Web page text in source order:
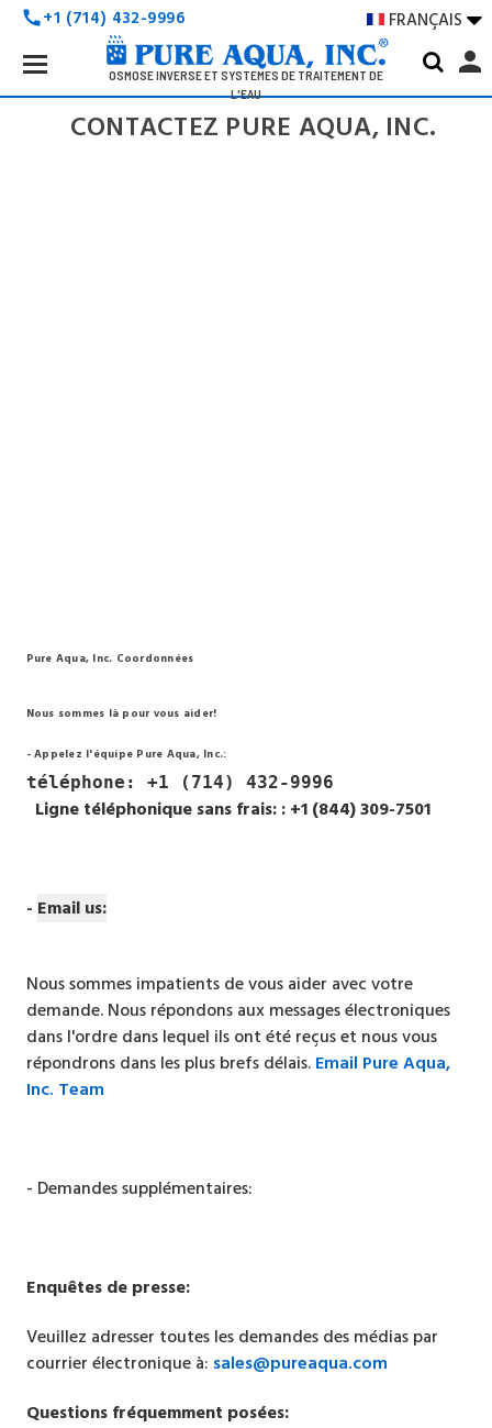
call+1 (714) 432-9996 FRANÇAIS 
OSMOSE INVERSE ET SYSTÈMES DE TRAITEMENT DE
L'EAU
Search
Keyword:
person
CONTACTEZ PURE AQUA, INC.
Pure Aqua, Inc. Coordonnées
Nous sommes là pour vous aider!
- Appelez l'équipe Pure Aqua, Inc.:
téléphone : +1 (714) 432-9996
Ligne téléphonique sans frais: :+1 (844) 309-7501
- Email us:
Nous sommes impatients de vous aider avec votre
demande. Nous répondons aux messages électroniques
dans l'ordre dans lequel ils ont été reçus et nous vous
répondrons dans les plus brefs délais. Email Pure Aqua,
Inc. Team
- Demandes supplémentaires:
Enquêtes de presse:
Veuillez adresser toutes les demandes des médias par
courrier électronique à: sales@pureaqua.com
Questions fréquemment posées: